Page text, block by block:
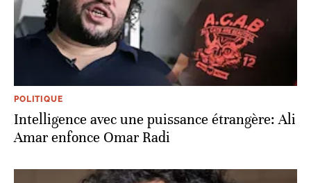
POLITIQUE
Intelligence avec une puissance étrangère: Ali
Amar enfonce Omar Radi